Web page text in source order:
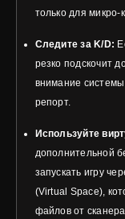
только для микро-
Следите за K/D:
резко подскочит
внимание системы
репорт.
Используйте
дополнительной
запускать игру
(Virtual Space),
файлов от